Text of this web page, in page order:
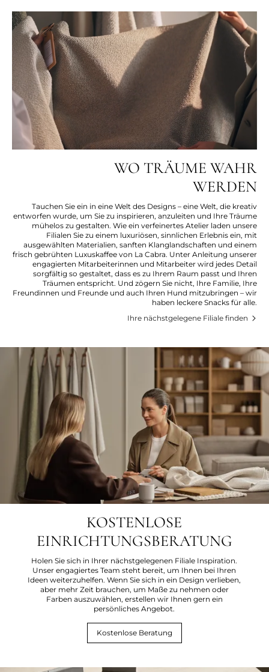
WO TRÄUME WAHR
WERDEN
Tauchen Sie ein in eine Welt des Designs – eine Welt, die kreativ
entworfen wurde, um Sie zu inspirieren, anzuleiten und Ihre Träume
mühelos zu gestalten. Wie ein verfeinertes Atelier laden unsere
Filialen Sie zu einem luxuriösen, sinnlichen Erlebnis ein, mit
ausgewählten Materialien, sanften Klanglandschaften und einem
frisch gebrühten Luxuskaffee von La Cabra. Unter Anleitung unserer
engagierten Mitarbeiterinnen und Mitarbeiter wird jedes Detail
sorgfältig so gestaltet, dass es zu Ihrem Raum passt und Ihren
Träumen entspricht. Und zögern Sie nicht, Ihre Familie, Ihre
Freundinnen und Freunde und auch Ihren Hund mitzubringen – wir
haben leckere Snacks für alle.
Ihre nächstgelegene Filiale finden
KOSTENLOSE
EINRICHTUNGSBERATUNG
Holen Sie sich in Ihrer nächstgelegenen Filiale Inspiration.
Unser engagiertes Team steht bereit, um Ihnen bei Ihren
Ideen weiterzuhelfen. Wenn Sie sich in ein Design verlieben,
aber mehr Zeit brauchen, um Maße zu nehmen oder
Farben auszuwählen, erstellen wir Ihnen gern ein
persönliches Angebot.
Kostenlose Beratung